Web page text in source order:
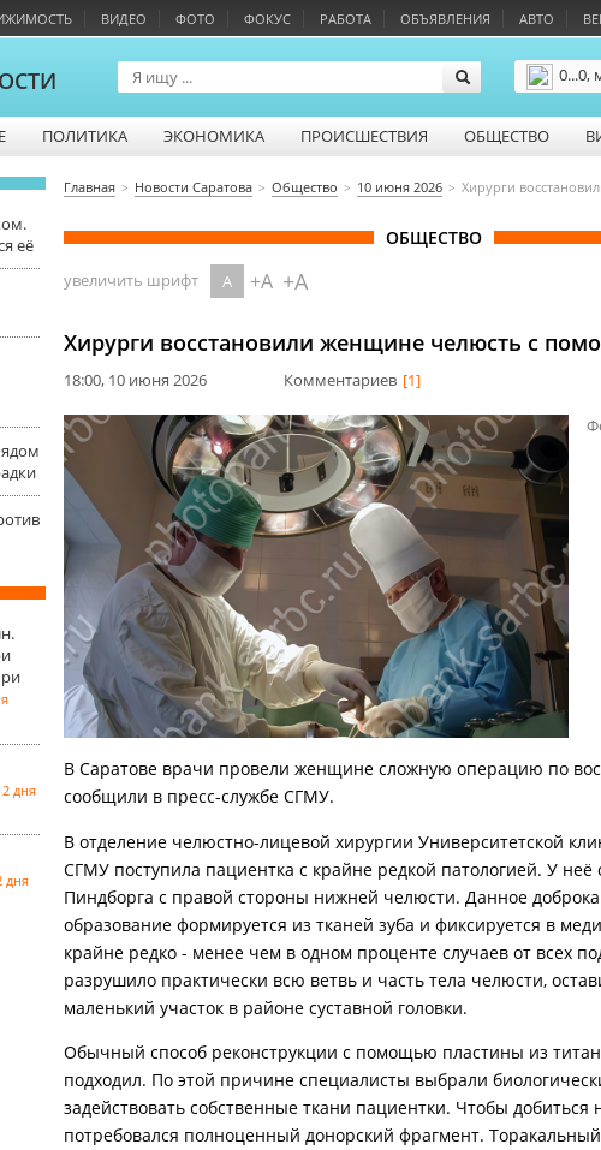
ВИДЕО ФОТО ФОКУС РАБОТА ОБЪЯВЛЕНИЯ АВТО
0...0,
ПОЛИТИКА ЭКОНОМИКА ПРОИСШЕСТВИЯ ОБЩЕСТВО
её
2 дня
дня
Главная Новости Саратова Общество 10 июня 2026 Хирурги
ОБЩЕСТВО
увеличить шрифт A +A +A
Хирурги восстановили женщине челюсть с
18:00, 10 июня 2026 Комментариев [1]
В Саратове врачи провели женщине сложную операцию по
сообщили в пресс-службе СГМУ.
В отделение челюстно-лицевой хирургии Университетской
СГМУ поступила пациентка с крайне редкой патологией. У неё
Пиндборга с правой стороны нижней челюсти. Данное
образование формируется из тканей зуба и фиксируется в
крайне редко - менее чем в одном проценте случаев от всех
разрушило практически всю ветвь и часть тела челюсти,
маленький участок в районе суставной головки.
Обычный способ реконструкции с помощью пластины из
подходил. По этой причине специалисты выбрали
задействовать собственные ткани пациентки. Чтобы добиться
потребовался полноценный донорский фрагмент.